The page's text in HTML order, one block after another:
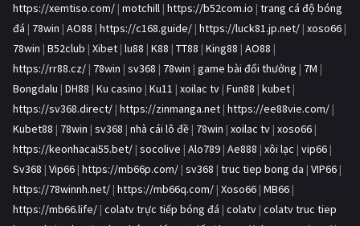
https://xemtiso.com/ | motchill | https://b52com.io | trang cá độ bóng
đá | 78win | AO88 | https://c168.guide/ | https://luck81.jp.net/ | xoso66 |
78win | B52club | Xibet | lu88 | K88 | TT88 | King88 | AO88 |
https://rr88.cz/ | 78win | sv368 | 78win | game bài đổi thưởng | 7M |
Bongdalu | DH88 | Ku casino | Ku11 | xoilac tv | Fun88 | kubet |
https://sv368.direct/ | https://zinmanga.net | https://ee88vie.com/ |
Kubet88 | 78win | sv368 | nhà cái lô đề | 78win | xoilac tv | xoso66 |
https://keonhacai55.bet/ | socolive | Alo789 | Ae888 | xôi lạc | vip66 |
Sv368 | Vip66 | https://mb66p.com/ | sv368 | truc tiep bong da | VIP66 |
https://78winnh.net/ | https://mb66q.com/ | Xoso66 | MB66 |
https://mb66.life/ | colatv trực tiếp bóng đá | colatv | colatv truc tiep